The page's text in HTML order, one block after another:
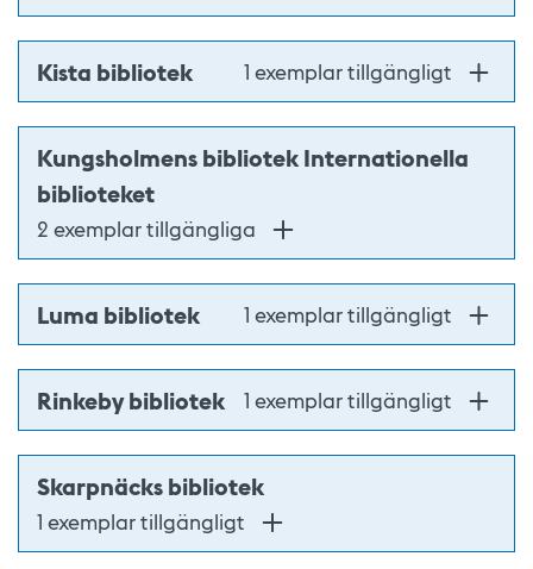
Kista bibliotek 1 exemplar tillgängligt
Kungsholmens bibliotek Internationella
biblioteket
2 exemplar tillgängliga
Luma bibliotek 1 exemplar tillgängligt
Rinkeby bibliotek 1 exemplar tillgängligt
Skarpnäcks bibliotek
1 exemplar tillgängligt